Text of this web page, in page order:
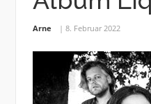
Arne 8. Februar 2022